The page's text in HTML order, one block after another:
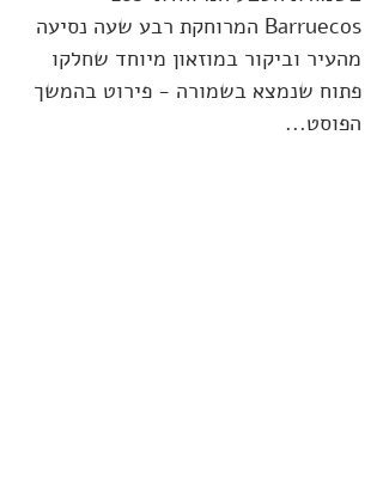
Barruecos המרוחקת רבע שעה נסיעה
מהעיר וביקור במוזאון מיוחד שחלקו
פתוח שנמצא בשמורה - פירוט בהמשך
הפוסט...